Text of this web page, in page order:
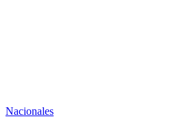
Nacionales